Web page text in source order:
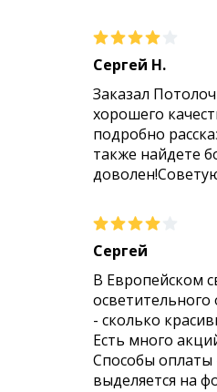
Сергей Н.
Заказал
хорошего
подробно
также найдете
Сергей
В Европейском
осветительного
- сколько
Есть много
Способы
выделяется на